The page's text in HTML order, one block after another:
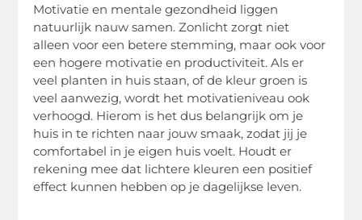
Motivatie en mentale gezondheid liggen
natuurlijk nauw samen. Zonlicht zorgt niet
alleen voor een betere stemming, maar ook voor
een hogere motivatie en productiviteit. Als er
veel planten in huis staan, of de kleur groen is
veel aanwezig, wordt het motivatieniveau ook
verhoogd. Hierom is het dus belangrijk om je
huis in te richten naar jouw smaak, zodat jij je
comfortabel in je eigen huis voelt. Houdt er
rekening mee dat lichtere kleuren een positief
effect kunnen hebben op je dagelijkse leven.